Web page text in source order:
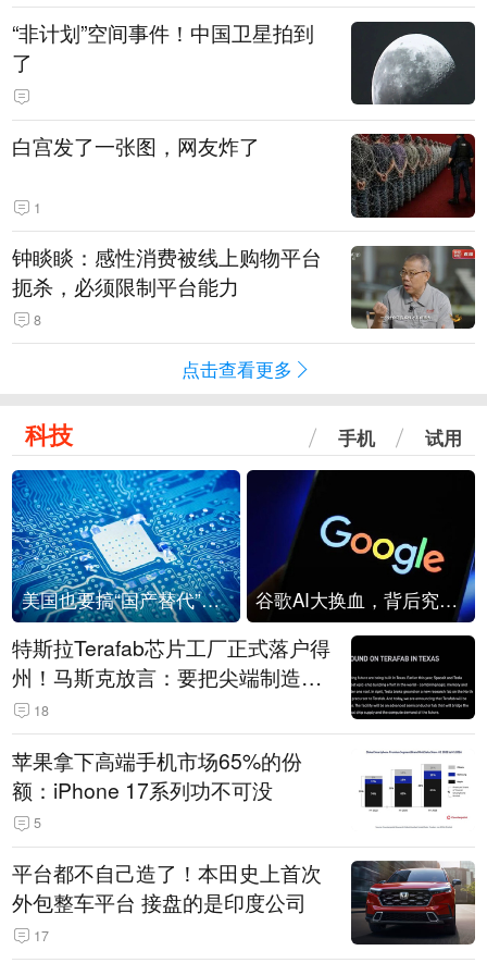
“非计划”空间事件！中国卫星拍到
了
白宫发了一张图，网友炸了
1
钟睒睒：感性消费被线上购物平台
扼杀，必须限制平台能力
8
点击查看更多
科技 手机 试用
美国也要搞“国产替代”？先算清三笔账 谷歌AI大换血，背后究竟发生了什么？
特斯拉Terafab芯片工厂正式落户得
州！马斯克放言：要把尖端制造带
回美国
18
苹果拿下高端手机市场65%的份
额：iPhone 17系列功不可没
5
平台都不自己造了！本田史上首次
外包整车平台 接盘的是印度公司
17